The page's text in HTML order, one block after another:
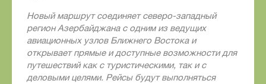
Новый маршрут соединяет северо-западный
регион Азербайджана с одним из ведущих
авиационных узлов Ближнего Востока и
открывает прямые и доступные возможности для
путешествий как с туристическими, так и с
деловыми целями. Рейсы будут выполняться